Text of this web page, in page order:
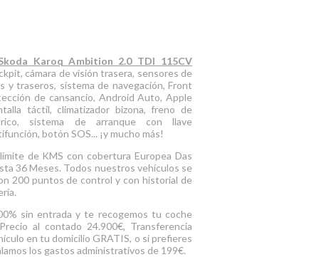
Skoda Karoq Ambition 2.0 TDI 115CV
cámara de visión trasera, sensores de
y traseros, sistema de navegación, Front
de cansancio, Android Auto, Apple
táctil, climatizador bizona, freno de
sistema de arranque con llave
botón SOS... ¡y mucho más!
de KMS con cobertura Europea Das
36 Meses. Todos nuestros vehículos se
200 puntos de control y con historial de
sin entrada y te recogemos tu coche
al contado 24.900€, Transferencia
en tu domicilio GRATIS, o si prefieres
los gastos administrativos de 199€.